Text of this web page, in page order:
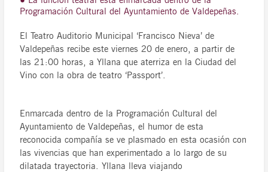
Programación Cultural del Ayuntamiento de Valdepeñas.
El Teatro Auditorio Municipal ‘Francisco Nieva’ de
Valdepeñas recibe este viernes 20 de enero, a partir de
las 21:00 horas, a Yllana que aterriza en la Ciudad del
Vino con la obra de teatro ‘Passport’.
Enmarcada dentro de la Programación Cultural del
Ayuntamiento de Valdepeñas, el humor de esta
reconocida compañía se ve plasmado en esta ocasión con
las vivencias que han experimentado a lo largo de su
dilatada trayectoria. Yllana lleva viajando